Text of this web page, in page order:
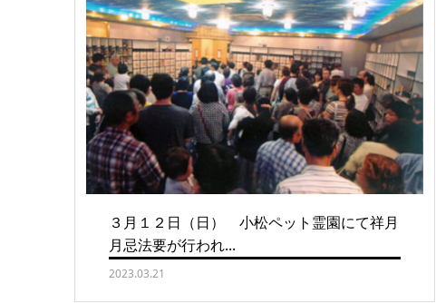
３月１２日（日） 小松ペット霊園にて祥月
月忌法要が行われ...
2023.03.21